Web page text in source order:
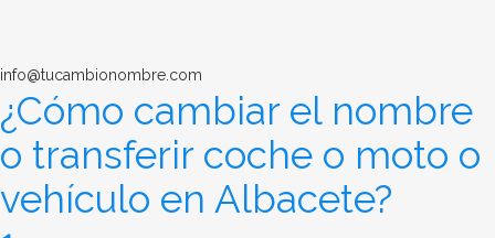
info@tucambionombre.com
¿Cómo cambiar el nombre
o transferir coche o moto o
vehículo en Albacete?